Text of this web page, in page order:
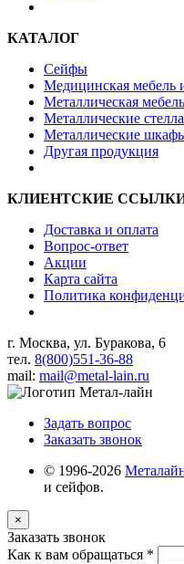
КАТАЛОГ
Сейфы
Медицинская мебель
Металлическая
Металлические
Металлические
Другая продукция
КЛИЕНТСКИЕ
Доставка и оплата
Вопрос-ответ
Акции
Карта сайта
Политика
г. Москва, ул. Буракова, 6
тел. 8(800)551-36-88
mail: mail@metal-lain.ru
Задать вопрос
Заказать звонок
© 1996-2026
и сейфов.
×
Заказать звонок
Как к вам обращаться *